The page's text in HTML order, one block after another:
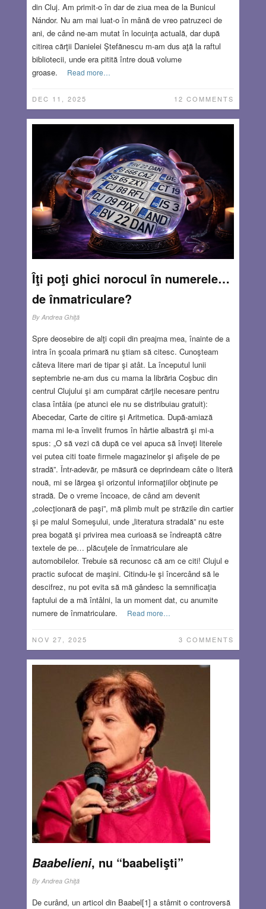
din Cluj. Am primit-o în dar de ziua mea de la Bunicul
Nándor. Nu am mai luat-o în mână de vreo patruzeci de
ani, de când ne-am mutat în locuinţa actuală, dar după
citirea cărţii Danielei Ştefănescu m-am dus aţă la raftul
bibliotecii, unde era pitită între două volume
groase.
Read more…
DEC 11, 2025 12 COMMENTS
Îţi poţi ghici norocul în numerele…
de înmatriculare?
By Andrea Ghiţă
Spre deosebire de alţi copii din preajma mea, înainte de a
intra în şcoala primară nu ştiam să citesc. Cunoşteam
câteva litere mari de tipar şi atât. La începutul lunii
septembrie ne-am dus cu mama la librăria Coşbuc din
centrul Clujului şi am cumpărat cărţile necesare pentru
clasa întâia (pe atunci ele nu se distribuiau gratuit):
Abecedar, Carte de citire şi Aritmetica. După-amiază
mama mi le-a învelit frumos în hârtie albastră şi mi-a
spus: „O să vezi că după ce vei apuca să înveţi literele
vei putea citi toate firmele magazinelor şi afişele de pe
stradă”. Într-adevăr, pe măsură ce deprindeam câte o literă
nouă, mi se lărgea şi orizontul informaţiilor obţinute pe
stradă. De o vreme încoace, de când am devenit
„colecţionară de paşi”, mă plimb mult pe străzile din cartier
şi pe malul Someşului, unde „literatura stradală” nu este
prea bogată şi privirea mea curioasă se îndreaptă către
textele de pe… plăcuţele de înmatriculare ale
automobilelor. Trebuie să recunosc că am ce citi! Clujul e
practic sufocat de maşini. Citindu-le şi încercând să le
descifrez, nu pot evita să mă gândesc la semnificaţia
faptului de a mă întâlni, la un moment dat, cu anumite
numere de înmatriculare.
Read more…
NOV 27, 2025 3 COMMENTS
Baabelieni, nu “baabelişti”
By Andrea Ghiţă
De curând, un articol din Baabel[1] a stârnit o controversă